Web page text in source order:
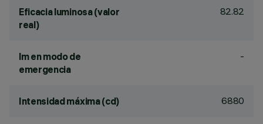
Eficacia luminosa (valor
real)
82.82
lm en modo de
emergencia
-
Intensidad máxima (cd) 6880